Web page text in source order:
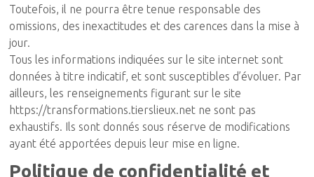
Toutefois, il ne pourra être tenue responsable des
omissions, des inexactitudes et des carences dans la mise à
jour.
Tous les informations indiquées sur le site internet sont
données à titre indicatif, et sont susceptibles d’évoluer. Par
ailleurs, les renseignements figurant sur le site
https://transformations.tierslieux.net ne sont pas
exhaustifs. Ils sont donnés sous réserve de modifications
ayant été apportées depuis leur mise en ligne.
Politique de confidentialité et